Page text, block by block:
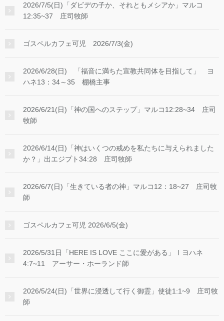
2026/7/5(日)「ダビデの子か、それともメシアか」マルコ
12:35~37 庄司牧師
ゴスペルカフェ可児 2026/7/3(金)
2026/6/28(日) 「福音に満ちた宣教共同体を目指して」 ヨ
ハネ13：34～35 棚橋主事
2026/6/21(日)「神の国へのステップ」マルコ12:28~34 庄司
牧師
2026/6/14(日)「神はいくつの戒めを私たちに与えられました
か？」出エジプト34:28 庄司牧師
2026/6/7(日)「生きている者の神」マルコ12：18~27 庄司牧
師
ゴスペルカフェ可児 2026/6/5(金)
2026/5/31日「HERE IS LOVE ここに愛がある」Ⅰヨハネ
4:7~11 アーサー・ホーランド師
2026/5/24(日)「世界に浸透して行く御霊」使徒1:1~9 庄司牧
師